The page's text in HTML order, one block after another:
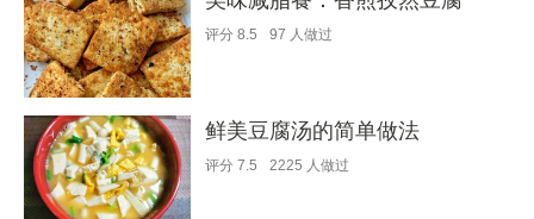
评分 8.5 97 人做过
鲜美豆腐汤的简单做法
评分 7.5 2225 人做过